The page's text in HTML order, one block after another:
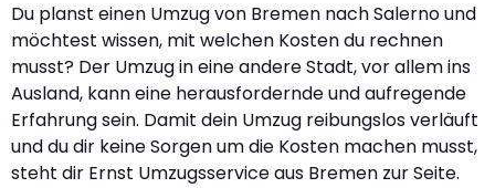
Du planst einen Umzug von Bremen nach Salerno und
möchtest wissen, mit welchen Kosten du rechnen
musst? Der Umzug in eine andere Stadt, vor allem ins
Ausland, kann eine herausfordernde und aufregende
Erfahrung sein. Damit dein Umzug reibungslos verläuft
und du dir keine Sorgen um die Kosten machen musst,
steht dir Ernst Umzugsservice aus Bremen zur Seite.